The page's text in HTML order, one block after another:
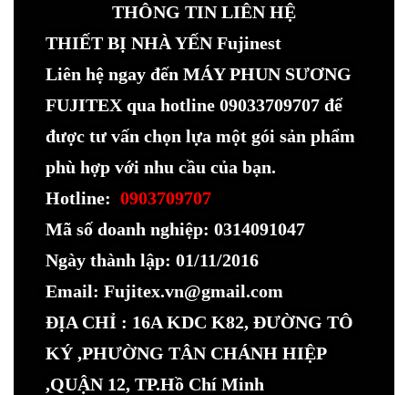
THÔNG TIN LIÊN HỆ
THIẾT BỊ NHÀ YẾN Fujinest
Liên hệ ngay đến MÁY PHUN SƯƠNG
FUJITEX qua hotline 09033709707 để
được tư vấn chọn lựa một gói sản phẩm
phù hợp với nhu cầu của bạn.
Hotline: 0903709707
Mã số doanh nghiệp: 0314091047
Ngày thành lập: 01/11/2016
Email: Fujitex.vn@gmail.com
ĐỊA CHỈ : 16A KDC K82, ĐƯỜNG TÔ
KÝ ,PHƯỜNG TÂN CHÁNH HIỆP
,QUẬN 12, TP.Hồ Chí Minh